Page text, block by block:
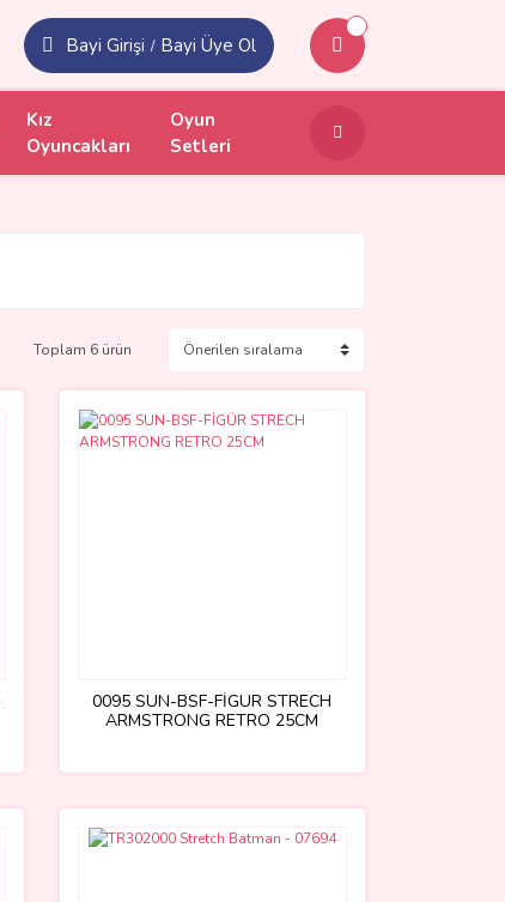
Bayi Girişi / Bayi Üye Ol
Kız
Oyuncakları
Oyun
Setleri
Toplam 6 ürün
0095 SUN-BSF-FİGÜR STRECH
ARMSTRONG RETRO 25CM